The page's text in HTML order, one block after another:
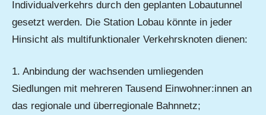
Individualverkehrs durch den geplanten Lobautunnel
gesetzt werden. Die Station Lobau könnte in jeder
Hinsicht als multifunktionaler Verkehrsknoten dienen:
1. Anbindung der wachsenden umliegenden
Siedlungen mit mehreren Tausend Einwohner:innen an
das regionale und überregionale Bahnnetz;